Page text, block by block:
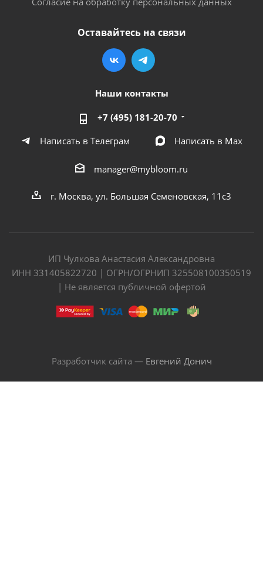
Оставайтесь на связи
Наши контакты
+7 (495) 181-20-70
Написать в Телеграм
Написать в Мах
manager@mybloom.ru
г. Москва, ул. Большая Семеновская, 11с3
ИП Чулкова Анастасия Александровна
ИНН 331405822720 | ОГРН/ОГРНИП 325508100350519
| Не является публичной офертой
Разработчик сайта — Евгений Донич